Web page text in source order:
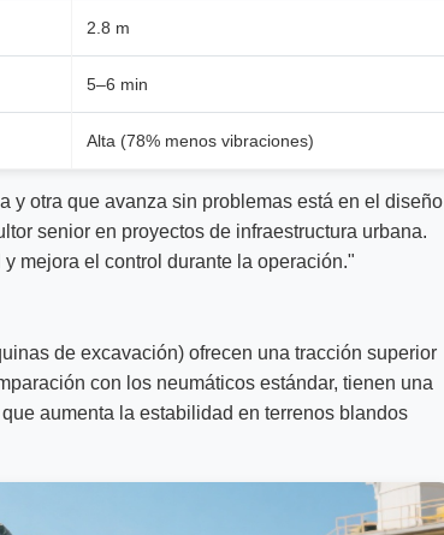
2.8 m
5–6 min
Alta (78% menos vibraciones)
y otra que avanza sin problemas está en el diseño
senior en proyectos de infraestructura urbana.
mejora el control durante la operación."
de excavación) ofrecen una tracción superior
con los neumáticos estándar, tienen una
aumenta la estabilidad en terrenos blandos